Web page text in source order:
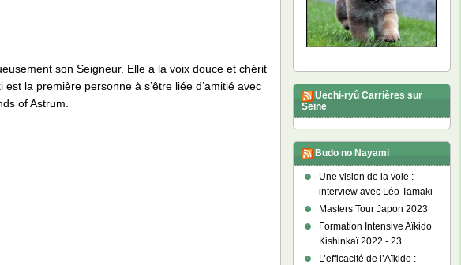
son Seigneur. Elle a la voix douce et chérit
la première personne à s’être liée d’amitié avec
of Astrum.
Uechi-ryû Carrières sur
Seine
Budo no Nayami
Une vision de la voie :
interview avec Léo Tamaki
Masters Tour Japon 2023
Formation Intensive Aïkido
Kishinkaï 2022 - 23
L’efficacité de l’Aïkido :